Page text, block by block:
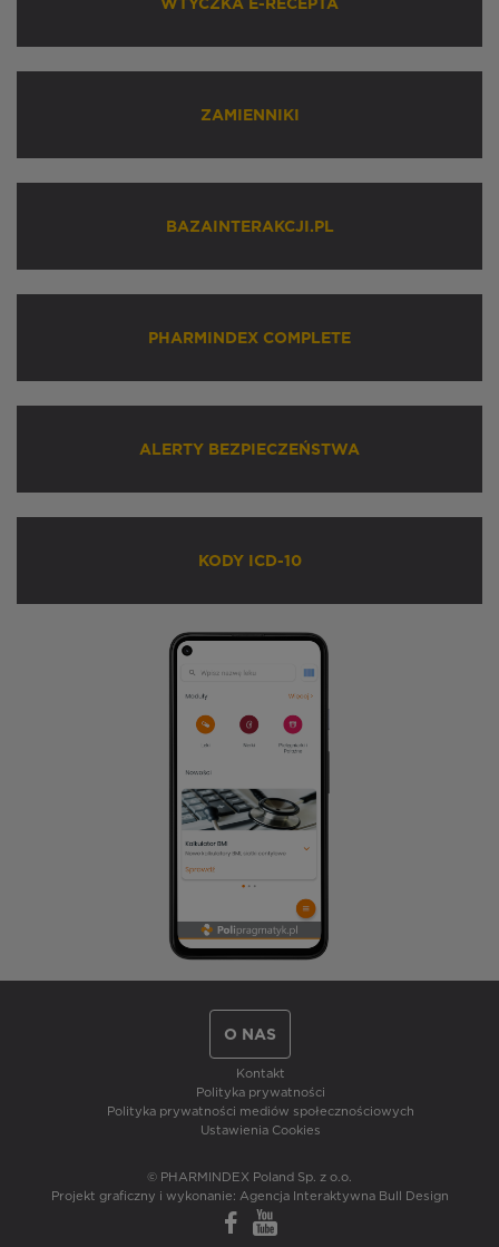
WTYCZKA E-RECEPTA
ZAMIENNIKI
BAZAINTERAKCJI.PL
PHARMINDEX COMPLETE
ALERTY BEZPIECZEŃSTWA
KODY ICD-10
O NAS
Kontakt
Polityka prywatności
Polityka prywatności mediów społecznościowych
Ustawienia Cookies
© PHARMINDEX Poland Sp. z o.o.
Projekt graficzny i wykonanie: Agencja Interaktywna Bull Design